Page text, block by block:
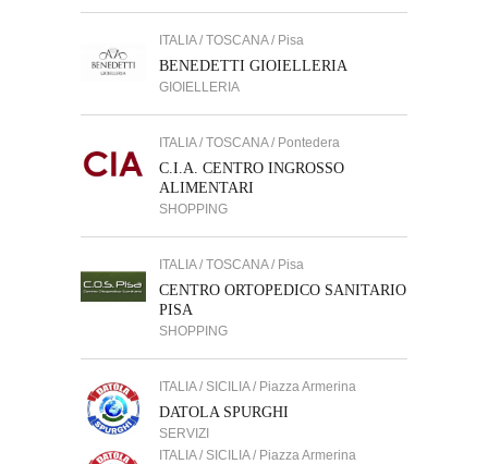
ITALIA / TOSCANA / Pisa
BENEDETTI GIOIELLERIA
GIOIELLERIA
ITALIA / TOSCANA / Pontedera
C.I.A. CENTRO INGROSSO
ALIMENTARI
SHOPPING
ITALIA / TOSCANA / Pisa
CENTRO ORTOPEDICO SANITARIO
PISA
SHOPPING
ITALIA / SICILIA / Piazza Armerina
DATOLA SPURGHI
SERVIZI
ITALIA / SICILIA / Piazza Armerina